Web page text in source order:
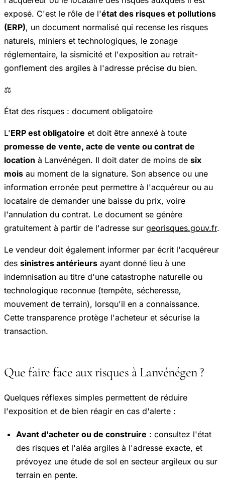
exposé. C'est le rôle de l'état des risques et pollutions
(ERP), un document normalisé qui recense les risques
naturels, miniers et technologiques, le zonage
réglementaire, la sismicité et l'exposition au retrait-
gonflement des argiles à l'adresse précise du bien.
⚖️
État des risques : document obligatoire
L'ERP est obligatoire et doit être annexé à toute
promesse de vente, acte de vente ou contrat de
location à Lanvénégen. Il doit dater de moins de six
mois au moment de la signature. Son absence ou une
information erronée peut permettre à l'acquéreur ou au
locataire de demander une baisse du prix, voire
l'annulation du contrat. Le document se génère
gratuitement à partir de l'adresse sur georisques.gouv.fr.
Le vendeur doit également informer par écrit l'acquéreur
des sinistres antérieurs ayant donné lieu à une
indemnisation au titre d'une catastrophe naturelle ou
technologique reconnue (tempête, sécheresse,
mouvement de terrain), lorsqu'il en a connaissance.
Cette transparence protège l'acheteur et sécurise la
transaction.
Que faire face aux risques à Lanvénégen ?
Quelques réflexes simples permettent de réduire
l'exposition et de bien réagir en cas d'alerte :
Avant d'acheter ou de construire : consultez l'état
des risques et l'aléa argiles à l'adresse exacte, et
prévoyez une étude de sol en secteur argileux ou sur
terrain en pente.